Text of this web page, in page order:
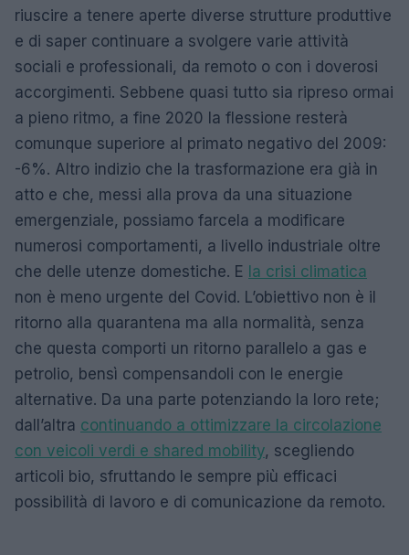
riuscire a tenere aperte diverse strutture produttive
e di saper continuare a svolgere varie attività
sociali e professionali, da remoto o con i doverosi
accorgimenti. Sebbene quasi tutto sia ripreso ormai
a pieno ritmo, a fine 2020 la flessione resterà
comunque superiore al primato negativo del 2009:
-6%. Altro indizio che la trasformazione era già in
atto e che, messi alla prova da una situazione
emergenziale, possiamo farcela a modificare
numerosi comportamenti, a livello industriale oltre
che delle utenze domestiche. E la crisi climatica
non è meno urgente del Covid. L’obiettivo non è il
ritorno alla quarantena ma alla normalità, senza
che questa comporti un ritorno parallelo a gas e
petrolio, bensì compensandoli con le energie
alternative. Da una parte potenziando la loro rete;
dall’altra continuando a ottimizzare la circolazione
con veicoli verdi e shared mobility, scegliendo
articoli bio, sfruttando le sempre più efficaci
possibilità di lavoro e di comunicazione da remoto.